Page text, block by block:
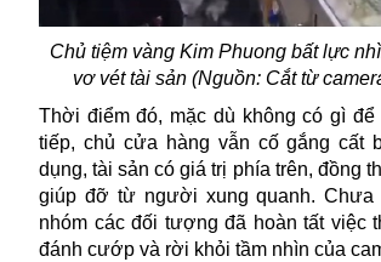
Chủ tiệm vàng Kim Phuong bất lực
vơ vét tài sản (Nguồn: Cắt từ
Thời điểm đó, mặc dù không có gì để
tiếp, chủ cửa hàng vẫn cố gắng cất
dụng, tài sản có giá trị phía trên, đồng
giúp đỡ từ người xung quanh. Chưa
nhóm các đối tượng đã hoàn tất việc
đánh cướp và rời khỏi tầm nhìn của